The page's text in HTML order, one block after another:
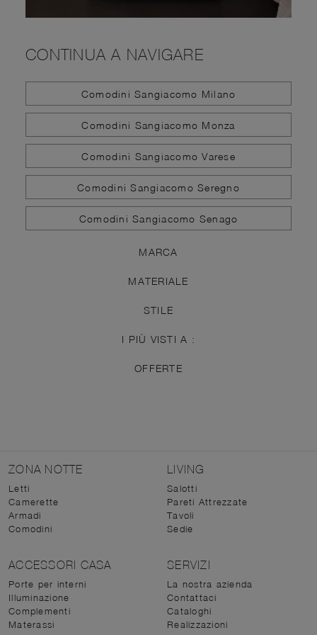
CONTINUA A NAVIGARE
Comodini Sangiacomo Milano
Comodini Sangiacomo Monza
Comodini Sangiacomo Varese
Comodini Sangiacomo Seregno
Comodini Sangiacomo Senago
MARCA
MATERIALE
STILE
I PIÙ VISTI A :
OFFERTE
ZONA NOTTE
Letti
Camerette
Armadi
Comodini
LIVING
Salotti
Pareti Attrezzate
Tavoli
Sedie
ACCESSORI CASA
Porte per interni
Illuminazione
Complementi
Materassi
SERVIZI
La nostra azienda
Contattaci
Cataloghi
Realizzazioni